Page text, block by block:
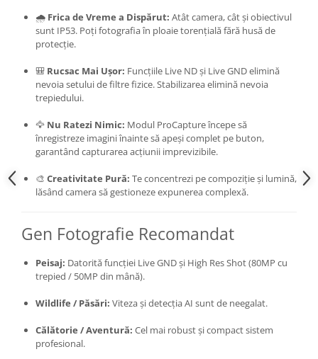
🌧️ Frica de Vreme a Dispărut: Atât camera, cât și obiectivul
sunt IP53. Poți fotografia în ploaie torențială fără husă de
protecție.
🎒 Rucsac Mai Ușor: Funcțiile Live ND și Live GND elimină
nevoia setului de filtre fizice. Stabilizarea elimină nevoia
trepiedului.
🦅 Nu Ratezi Nimic: Modul ProCapture începe să
înregistreze imagini înainte să apeși complet pe buton,
garantând capturarea acțiunii imprevizibile.
🎨 Creativitate Pură: Te concentrezi pe compoziție și lumină,
lăsând camera să gestioneze expunerea complexă.
Gen Fotografie Recomandat
Peisaj: Datorită funcției Live GND și High Res Shot (80MP cu
trepied / 50MP din mână).
Wildlife / Păsări: Viteza și detecția AI sunt de neegalat.
Călătorie / Aventură: Cel mai robust și compact sistem
profesional.